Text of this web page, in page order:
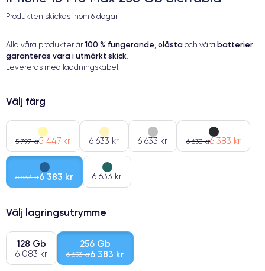
Produkten skickas inom 6 dagar
Alla våra produkter är 100 % fungerande, olåsta och våra batterier
garanteras vara i utmärkt skick.
Levereras med laddningskabel.
Välj färg
5 797 kr5 447 kr 6 633 kr 6 633 kr 6 633 kr6 383 kr
6 633 kr6 383 kr 6 633 kr
Välj lagringsutrymme
128 Gb
6 083 kr
256 Gb
6 633 kr6 383 kr